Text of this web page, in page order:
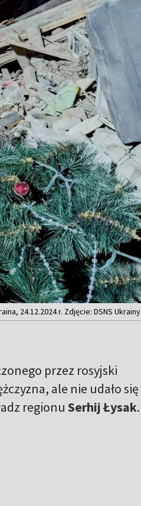
24.12.2024 r. Zdjęcie: DSNS Ukrainy
przez rosyjski
ale nie udało się
regionu Serhij Łysak.